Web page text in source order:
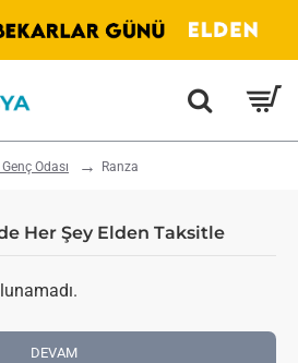
Odası Ranza
Her Şey Elden Taksitle
DEVAM